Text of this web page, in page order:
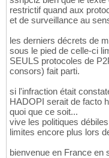
restrictif quand aux
et de surveillance au
les derniers décrets de
sous le pied de celle-ci
SEULS protocoles de
consors) fait parti.
si l'infraction était
HADOPI serait de facto
quoi que ce soit...
vive les politiques
limites encore plus lors
bienvenue en France en